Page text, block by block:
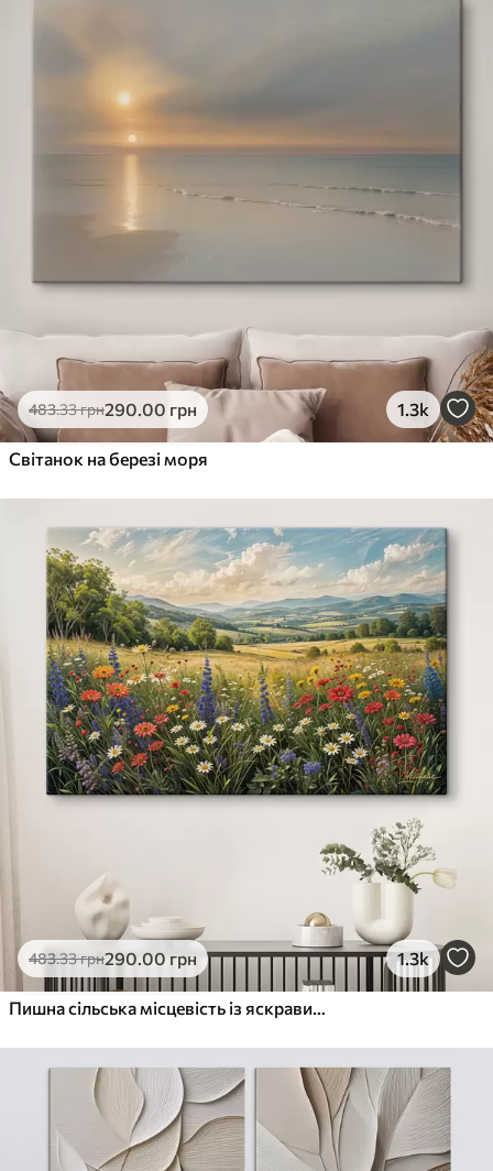
483.33грн290.00 грн 1.3k
Світанок на березі моря
483.33грн290.00 грн 1.3k
Пишна сільська місцевість із яскравим лугом диких квітів, наповненим різнокольоровими квітами під хмарним небом